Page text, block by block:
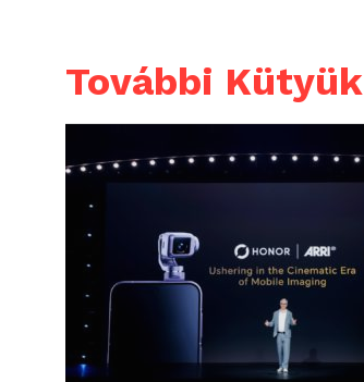
További Kütyük